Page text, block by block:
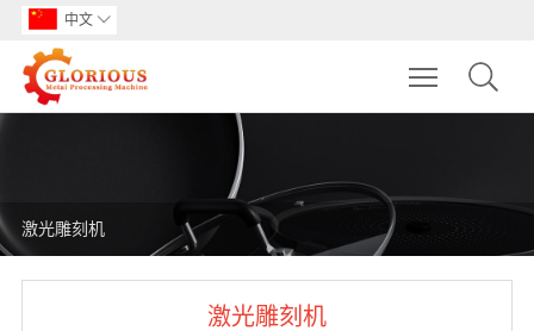
中文 
Toggle
激光雕刻机
激光雕刻机